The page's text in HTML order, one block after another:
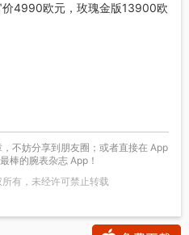
4990欧元，玫瑰金版13900欧
，不妨分享到朋友圈；或者直接在 App
棒的腕表杂志 App！
有，未经许可禁止转载